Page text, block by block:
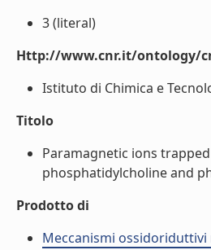
3 (literal)
Http://www.cnr.it/ontology/
Istituto di Chimica e
Titolo
Paramagnetic ions
phosphatidylcholine and
Prodotto di
Meccanismi ossidoriduttivi